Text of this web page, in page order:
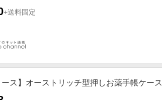
+送料固定
ース】オーストリッチ型押しお薬手帳ケー